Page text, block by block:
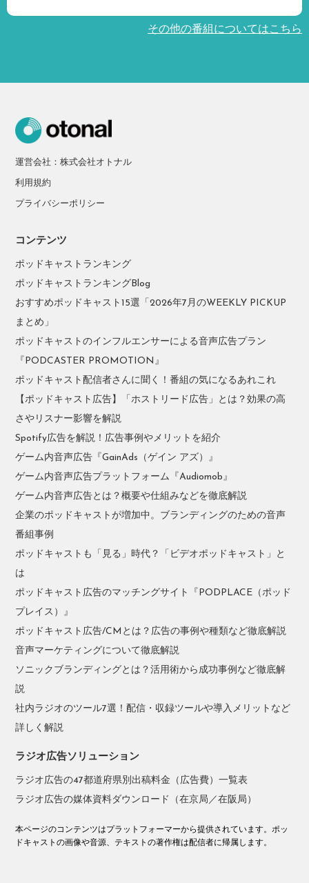
その他の番組についてはこちら
運営会社：株式会社オトナル
利用規約
プライバシーポリシー
コンテンツ
ポッドキャストランキング
ポッドキャストランキングBlog
おすすめポッドキャスト15選「2026年7月のWEEKLY PICKUP
まとめ」
ポッドキャストのインフルエンサーによる音声広告プラン
『PODCASTER PROMOTION』
ポッドキャスト配信者さんに聞く！番組の気になるあれこれ
【ポッドキャスト広告】「ホストリード広告」とは？効果の高
さやリスナー影響を解説
Spotify広告を解説！広告事例やメリットを紹介
ゲーム内音声広告『GainAds（ゲイン アズ）』
ゲーム内音声広告プラットフォーム『Audiomob』
ゲーム内音声広告とは？概要や仕組みなどを徹底解説
企業のポッドキャストが増加中。ブランディングのための音声
番組事例
ポッドキャストも「見る」時代？「ビデオポッドキャスト」と
は
ポッドキャスト広告のマッチングサイト『PODPLACE（ポッド
プレイス）』
ポッドキャスト広告/CMとは？広告の事例や種類など徹底解説
音声マーケティングについて徹底解説
ソニックブランディングとは？活用術から成功事例など徹底解
説
社内ラジオのツール7選！配信・収録ツールや導入メリットなど
詳しく解説
ラジオ広告ソリューション
ラジオ広告の47都道府県別出稿料金（広告費）一覧表
ラジオ広告の媒体資料ダウンロード（在京局／在阪局）
本ページのコンテンツはプラットフォーマーから提供されています。ポッ
ドキャストの画像や音源、テキストの著作権は配信者に帰属します。